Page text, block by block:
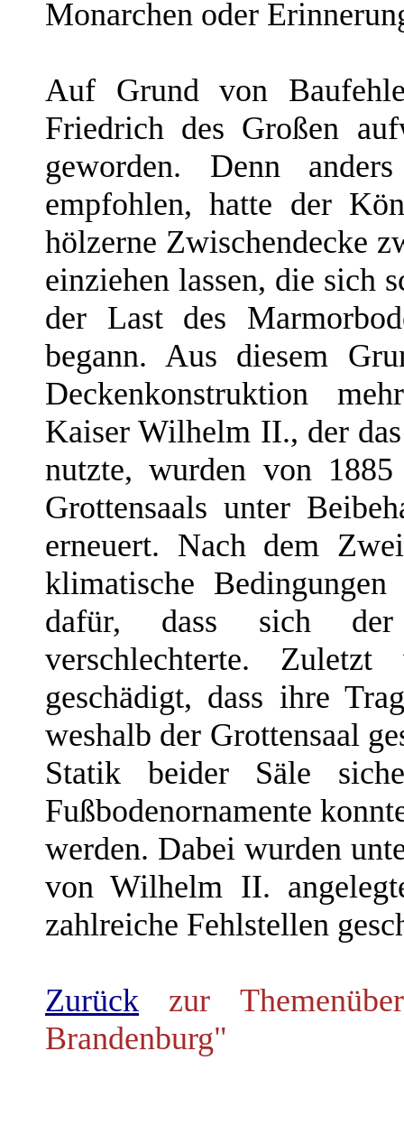
Monarchen oder
Auf Grund von
Friedrich des Großen
geworden. Denn
empfohlen, hatte der
hölzerne Zwischendecke
einziehen lassen, die sich
der Last des
begann. Aus diesem
Deckenkonstruktion
Kaiser Wilhelm II., der
nutzte, wurden von
Grottensaals unter
erneuert. Nach dem
klimatische Bedingungen
dafür, dass sich der
verschlechterte.
geschädigt, dass ihre
weshalb der Grottensaal
Statik beider Säle
Fußbodenornamente
werden. Dabei wurden
von Wilhelm II.
zahlreiche Fehlstellen
Zurück zur
Brandenburg"